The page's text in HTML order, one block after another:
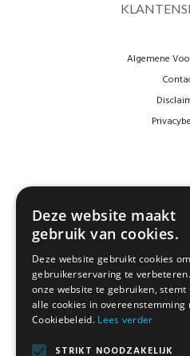
Algemene
Blijf op de
Deze website maakt
gebruik van cookies.
Deze website gebruikt cookies
gebruikerservaring te
onze website te gebruiken, stemt
alle cookies in overeenstemming
Cookiebeleid. Lees verder
STRIKT NOODZAKELIJK